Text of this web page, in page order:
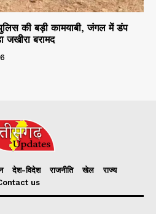
की बड़ी कामयाबी, जंगल में डंप
जखीरा बरामद
देश-विदेश राजनीति खेल
राज्य
us